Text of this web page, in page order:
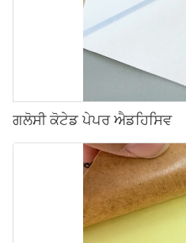
ਗਲੋਸੀ ਕੋਟੇਡ ਪੇਪਰ ਐਡਹਿਸਿਵ